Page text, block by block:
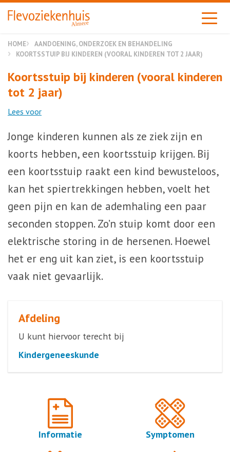
Almere
HOME
AANDOENING, ONDERZOEK EN BEHANDELING
KOORTSSTUIP BIJ KINDEREN (VOORAL KINDEREN TOT 2 JAAR)
Koortsstuip bij kinderen (vooral kinderen
tot 2 jaar)
Lees voor
Jonge kinderen kunnen als ze ziek zijn en
koorts hebben, een koortsstuip krijgen. Bij
een koortsstuip raakt een kind bewusteloos,
kan het spiertrekkingen hebben, voelt het
geen pijn en kan de ademhaling een paar
seconden stoppen. Zo’n stuip komt door een
elektrische storing in de hersenen. Hoewel
het er eng uit kan ziet, is een koortsstuip
vaak niet gevaarlijk.
Afdeling
U kunt hiervoor terecht bij
Kindergeneeskunde
Informatie Symptomen